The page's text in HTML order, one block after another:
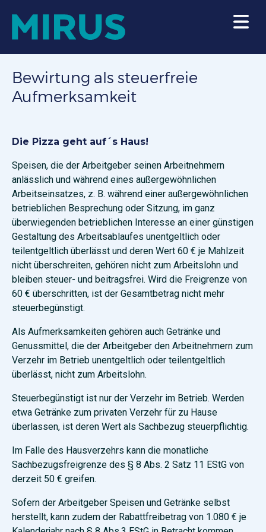
Bewirtung als steuerfreie
Aufmerksamkeit
Die Pizza geht auf´s Haus!
Speisen, die der Arbeitgeber seinen Arbeitnehmern
anlässlich und während eines außergewöhnlichen
Arbeitseinsatzes, z. B. während einer außergewöhnlichen
betrieblichen Besprechung oder Sitzung, im ganz
überwiegenden betrieblichen Interesse an einer günstigen
Gestaltung des Arbeitsablaufes unentgeltlich oder
teilentgeltlich überlässt und deren Wert 60 € je Mahlzeit
nicht überschreiten, gehören nicht zum Arbeitslohn und
bleiben steuer- und beitragsfrei. Wird die Freigrenze von
60 € überschritten, ist der Gesamtbetrag nicht mehr
steuerbegünstigt.
Als Aufmerksamkeiten gehören auch Getränke und
Genussmittel, die der Arbeitgeber den Arbeitnehmern zum
Verzehr im Betrieb unentgeltlich oder teilentgeltlich
überlässt, nicht zum Arbeitslohn.
Steuerbegünstigt ist nur der Verzehr im Betrieb. Werden
etwa Getränke zum privaten Verzehr für zu Hause
überlassen, ist deren Wert als Sachbezug steuerpflichtig.
Im Falle des Hausverzehrs kann die monatliche
Sachbezugsfreigrenze des § 8 Abs. 2 Satz 11 EStG von
derzeit 50 € greifen.
Sofern der Arbeitgeber Speisen und Getränke selbst
herstellt, kann zudem der Rabattfreibetrag von 1.080 € je